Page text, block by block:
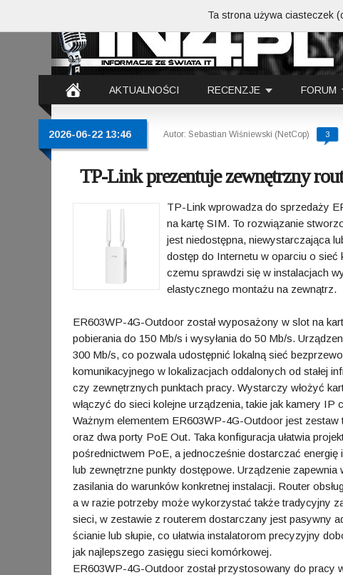
AKTUALNOŚCI RECENZJE FORUM
2026-06-22 13:46 Autor: Sebastian Wiśniewski (NetCop) 3
TP-Link prezentuje zewnętrzny
TP-Link wprowadza do sprzedaży
na kartę SIM. To rozwiązanie
jest niedostępna, niewystarczająca
dostęp do Internetu w oparciu o
czemu sprawdzi się w instalacjach
elastycznego montażu na zewnątrz.
ER603WP-4G-Outdoor został wyposażony w slot na
pobierania do 150 Mb/s i wysyłania do 50 Mb/s.
300 Mb/s, co pozwala udostępnić lokalną sieć
komunikacyjnego w lokalizacjach oddalonych od stałej
czy zewnętrznych punktach pracy. Wystarczy włożyć
włączyć do sieci kolejne urządzenia, takie jak kamery IP
Ważnym elementem ER603WP-4G-Outdoor jest
oraz dwa porty PoE Out. Taka konfiguracja ułatwia
pośrednictwem PoE, a jednocześnie dostarczać
lub zewnętrzne punkty dostępowe. Urządzenie
zasilania do warunków konkretnej instalacji. Router
a w razie potrzeby może wykorzystać także tradycyjny
sieci, w zestawie z routerem dostarczany jest pasywny
ścianie lub słupie, co ułatwia instalatorom precyzyjny
jak najlepszego zasięgu sieci komórkowej.
ER603WP-4G-Outdoor został przystosowany do
Ta strona używa ciasteczek